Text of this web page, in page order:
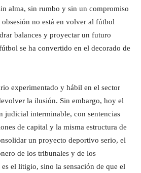
alma, sin rumbo y sin un compromiso
no está en volver al fútbol
balances y proyectar un futuro
se ha convertido en el decorado de
experimentado y hábil en el sector
la ilusión. Sin embargo, hoy el
judicial interminable, con sentencias
de capital y la misma estructura de
un proyecto deportivo serio, el
de los tribunales y de los
el litigio, sino la sensación de que el